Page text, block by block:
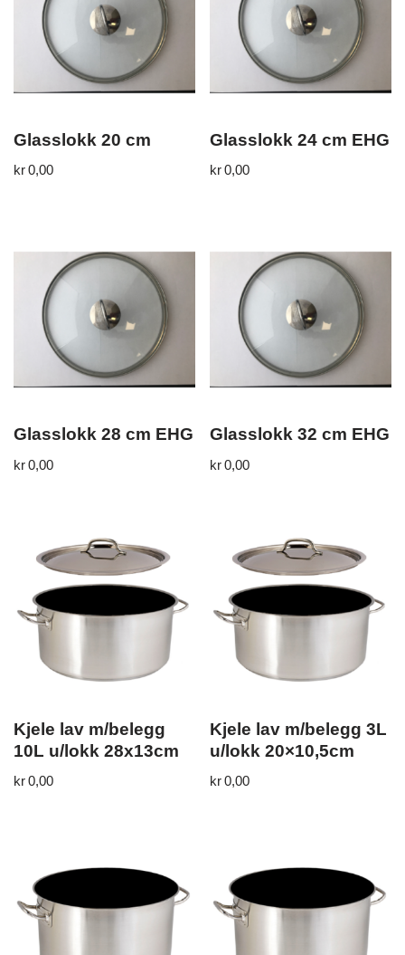
Glasslokk 20 cm
kr0,00
Glasslokk 24 cm EHG
kr0,00
Glasslokk 28 cm EHG
kr0,00
Glasslokk 32 cm EHG
kr0,00
Kjele lav m/belegg
10L u/lokk 28x13cm
kr0,00
Kjele lav m/belegg 3L
u/lokk 20×10,5cm
kr0,00